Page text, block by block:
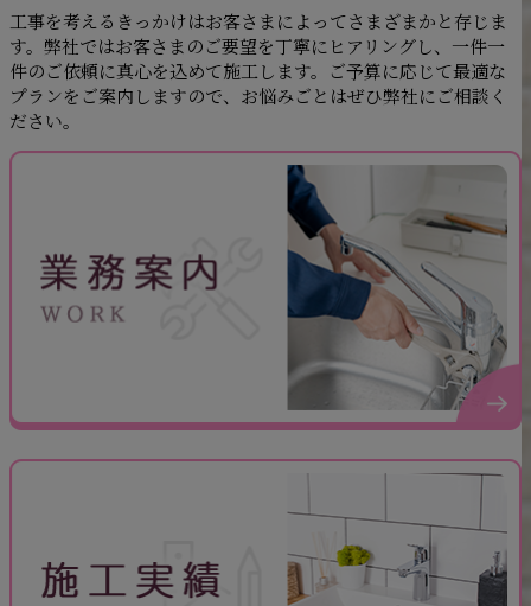
工事を考えるきっかけはお客さまによってさまざまかと存じま
す。弊社ではお客さまのご要望を丁寧にヒアリングし、一件一
件のご依頼に真心を込めて施工します。ご予算に応じて最適な
プランをご案内しますので、お悩みごとはぜひ弊社にご相談く
ださい。